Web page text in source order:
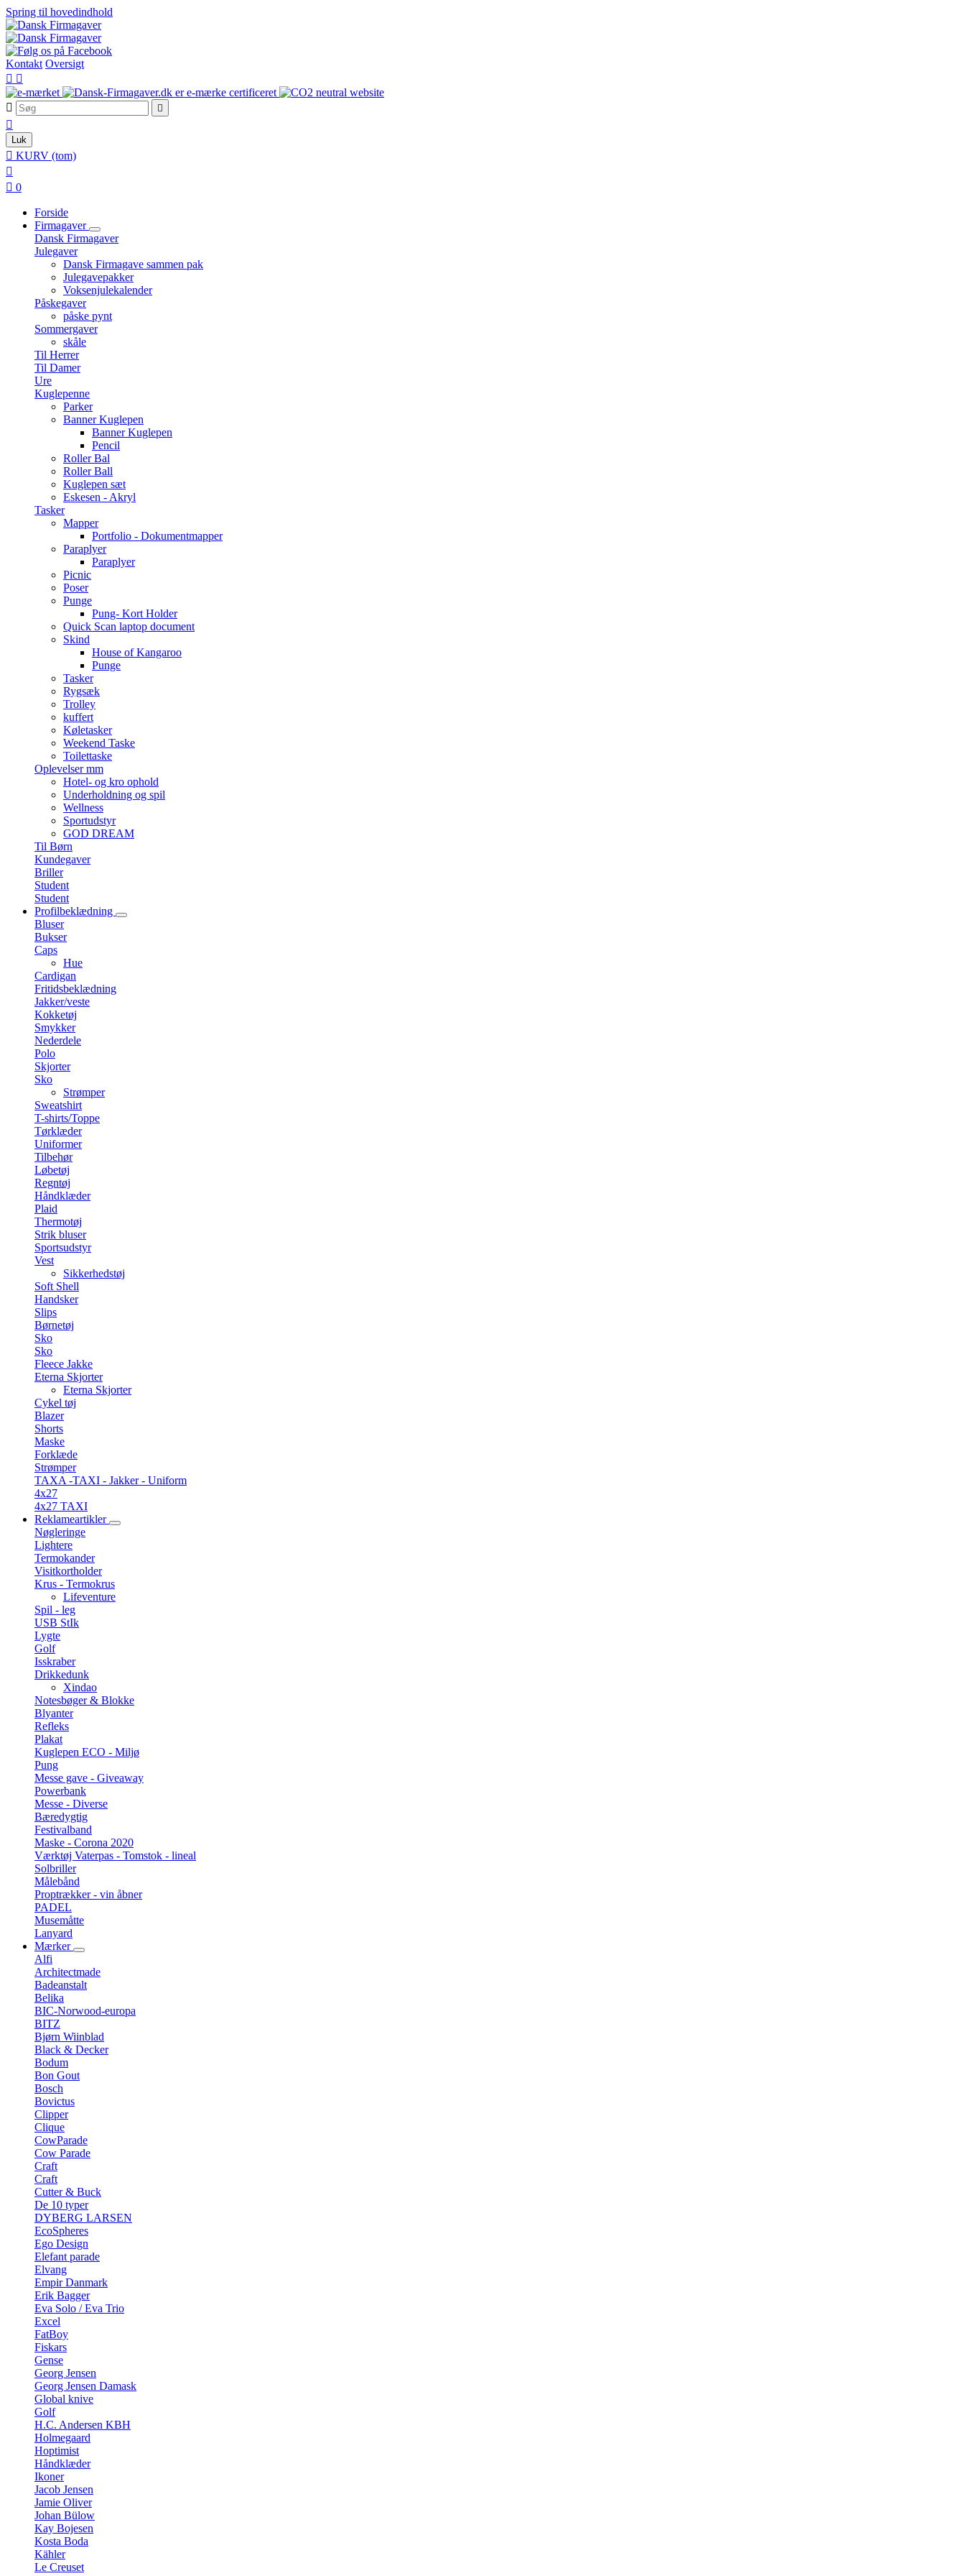
Spring til hovedindhold
Kontakt Oversigt
 
 

Luk
 KURV (tom)

 0
Forside
Firmagaver
Dansk Firmagaver
Julegaver
Dansk Firmagave sammen pak
Julegavepakker
Voksenjulekalender
Påskegaver
påske pynt
Sommergaver
skåle
Til Herrer
Til Damer
Ure
Kuglepenne
Parker
Banner Kuglepen
Banner Kuglepen
Pencil
Roller Bal
Roller Ball
Kuglepen sæt
Eskesen - Akryl
Tasker
Mapper
Portfolio - Dokumentmapper
Paraplyer
Paraplyer
Picnic
Poser
Punge
Pung- Kort Holder
Quick Scan laptop document
Skind
House of Kangaroo
Punge
Tasker
Rygsæk
Trolley
kuffert
Køletasker
Weekend Taske
Toilettaske
Oplevelser mm
Hotel- og kro ophold
Underholdning og spil
Wellness
Sportudstyr
GOD DREAM
Til Børn
Kundegaver
Briller
Student
Student
Profilbeklædning
Bluser
Bukser
Caps
Hue
Cardigan
Fritidsbeklædning
Jakker/veste
Kokketøj
Smykker
Nederdele
Polo
Skjorter
Sko
Strømper
Sweatshirt
T-shirts/Toppe
Tørklæder
Uniformer
Tilbehør
Løbetøj
Regntøj
Håndklæder
Plaid
Thermotøj
Strik bluser
Sportsudstyr
Vest
Sikkerhedstøj
Soft Shell
Handsker
Slips
Børnetøj
Sko
Sko
Fleece Jakke
Eterna Skjorter
Eterna Skjorter
Cykel tøj
Blazer
Shorts
Maske
Forklæde
Strømper
TAXA -TAXI - Jakker - Uniform
4x27
4x27 TAXI
Reklameartikler
Nøgleringe
Lightere
Termokander
Visitkortholder
Krus - Termokrus
Lifeventure
Spil - leg
USB StIk
Lygte
Golf
Isskraber
Drikkedunk
Xindao
Notesbøger & Blokke
Blyanter
Refleks
Plakat
Kuglepen ECO - Miljø
Pung
Messe gave - Giveaway
Powerbank
Messe - Diverse
Bæredygtig
Festivalband
Maske - Corona 2020
Værktøj Vaterpas - Tomstok - lineal
Solbriller
Målebånd
Proptrækker - vin åbner
PADEL
Musemåtte
Lanyard
Mærker
Alfi
Architectmade
Badeanstalt
Belika
BIC-Norwood-europa
BITZ
Bjørn Wiinblad
Black & Decker
Bodum
Bon Gout
Bosch
Bovictus
Clipper
Clique
CowParade
Cow Parade
Craft
Craft
Cutter & Buck
De 10 typer
DYBERG LARSEN
EcoSpheres
Ego Design
Elefant parade
Elvang
Empir Danmark
Erik Bagger
Eva Solo / Eva Trio
Excel
FatBoy
Fiskars
Gense
Georg Jensen
Georg Jensen Damask
Global knive
Golf
H.C. Andersen KBH
Holmegaard
Hoptimist
Håndklæder
Ikoner
Jacob Jensen
Jamie Oliver
Johan Bülow
Kay Bojesen
Kosta Boda
Kähler
Le Creuset